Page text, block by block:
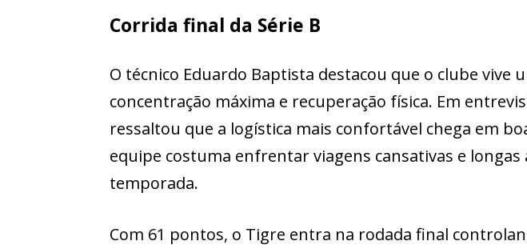
Corrida final da Série B
O técnico Eduardo Baptista destacou que o clube vive
concentração máxima e recuperação física. Em
ressaltou que a logística mais confortável chega em
equipe costuma enfrentar viagens cansativas e longas
temporada.
Com 61 pontos, o Tigre entra na rodada final